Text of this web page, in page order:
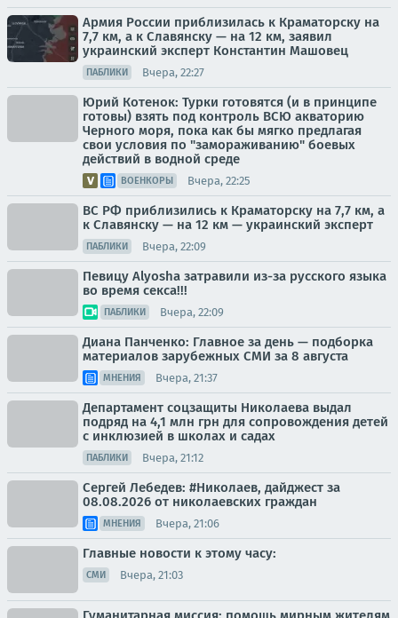
Армия России приблизилась к Краматорску на
7,7 км, а к Славянску — на 12 км, заявил
украинский эксперт Константин Машовец
ПАБЛИКИ Вчера, 22:27
Юрий Котенок: Турки готовятся (и в принципе
готовы) взять под контроль ВСЮ акваторию
Черного моря, пока как бы мягко предлагая
свои условия по "замораживанию" боевых
действий в водной среде
ВОЕНКОРЫ Вчера, 22:25
ВС РФ приблизились к Краматорску на 7,7 км, а
к Славянску — на 12 км — украинский эксперт
ПАБЛИКИ Вчера, 22:09
Певицу Alyosha затравили из-за русского языка
во время секса!!!
ПАБЛИКИ Вчера, 22:09
Диана Панченко: Главное за день — подборка
материалов зарубежных СМИ за 8 августа
МНЕНИЯ Вчера, 21:37
Департамент соцзащиты Николаева выдал
подряд на 4,1 млн грн для сопровождения детей
с инклюзией в школах и садах
ПАБЛИКИ Вчера, 21:12
Сергей Лебедев: #Николаев, дайджест за
08.08.2026 от николаевских граждан
МНЕНИЯ Вчера, 21:06
Главные новости к этому часу:
СМИ Вчера, 21:03